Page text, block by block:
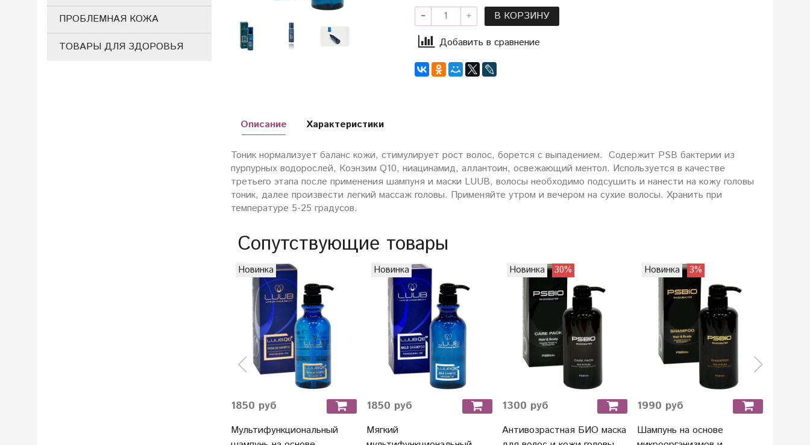
В КОРЗИНУ
Добавить в сравнение
Описание
Тоник нормализует баланс кожи, стимулирует рост волос, борется с выпадением. Содержит PSB бактерии из
пурпурных водорослей, Коэнзим Q10, ниацинамид, аллантоин, освежающий ментол. Используется в качестве
третьего этапа после применения шампуня и маски LUUB, волосы необходимо подсушить и нанести на кожу головы
тоник, далее произвести легкий массаж головы. Применяйте утром и вечером на сухие волосы. Хранить при
температуре 5-25 градусов.
Характеристики
Сопутствующие товары
Новинка
1850 руб
Мультифункциональный
Новинка
1850 руб
Мягкий
Новинка 30%
1300 руб
Антивозрастная БИО маска
Новинка 3%
1990 руб
Шампунь на основе
ПРОБЛЕМНАЯ КОЖА
ТОВАРЫ ДЛЯ ЗДОРОВЬЯ